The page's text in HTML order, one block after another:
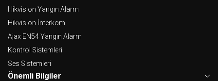
Hikvision Yangın Alarm
Hikvision İnterkom
Ajax EN54 Yangın Alarm
Kontrol Sistemleri
Ses Sistemleri
Önemli Bilgiler